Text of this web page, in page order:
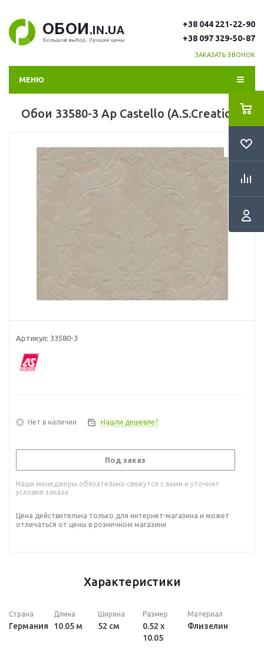
+38 044 221-22-90
+38 097 329-50-87
ЗАКАЗАТЬ ЗВОНОК
МЕНЮ
Обои 33580-3 Ap Castello (A.S.Creation)
Артикул: 33580-3
Нет в наличии Нашли дешевле?
Под заказ
Наши менеджеры обязательно свяжутся с вами и уточнят
условия заказа
Цена действительна только для интернет-магазина и может
отличаться от цены в розничном магазине
Характеристики
Страна
Германия
Длина
10.05 м
Ширина
52 см
Размер
0.52 x
10.05
Материал
Флизелин